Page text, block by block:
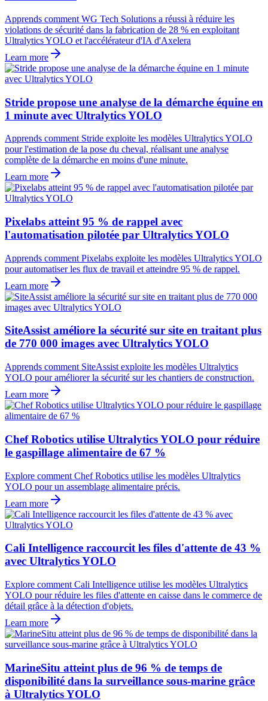
Apprends comment WG Tech Solutions a réussi à réduire les
violations de sécurité dans la fabrication de 28 % en exploitant
Ultralytics YOLO et l'accélérateur d'IA d'Axelera
Learn more
Stride propose une analyse de la démarche équine en
1 minute avec Ultralytics YOLO
Apprends comment Stride exploite les modèles Ultralytics YOLO
pour l'estimation de la pose du cheval, réalisant une analyse
complète de la démarche en moins d'une minute.
Learn more
Pixelabs atteint 95 % de rappel avec
l'automatisation pilotée par Ultralytics YOLO
Apprends comment Pixelabs exploite les modèles Ultralytics YOLO
pour automatiser les flux de travail et atteindre 95 % de rappel.
Learn more
SiteAssist améliore la sécurité sur site en traitant plus
de 770 000 images avec Ultralytics YOLO
Apprends comment SiteAssist exploite les modèles Ultralytics
YOLO pour améliorer la sécurité sur les chantiers de construction.
Learn more
Chef Robotics utilise Ultralytics YOLO pour réduire
le gaspillage alimentaire de 67 %
Explore comment Chef Robotics utilise les modèles Ultralytics
YOLO pour un assemblage alimentaire précis.
Learn more
Cali Intelligence raccourcit les files d'attente de 43 %
avec Ultralytics YOLO
Explore comment Cali Intelligence utilise les modèles Ultralytics
YOLO pour réduire les files d'attente en caisse dans le commerce de
détail grâce à la détection d'objets.
Learn more
MarineSitu atteint plus de 96 % de temps de
disponibilité dans la surveillance sous-marine grâce
à Ultralytics YOLO